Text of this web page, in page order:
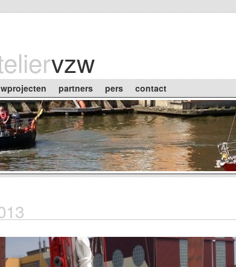
vzw
partners pers contact